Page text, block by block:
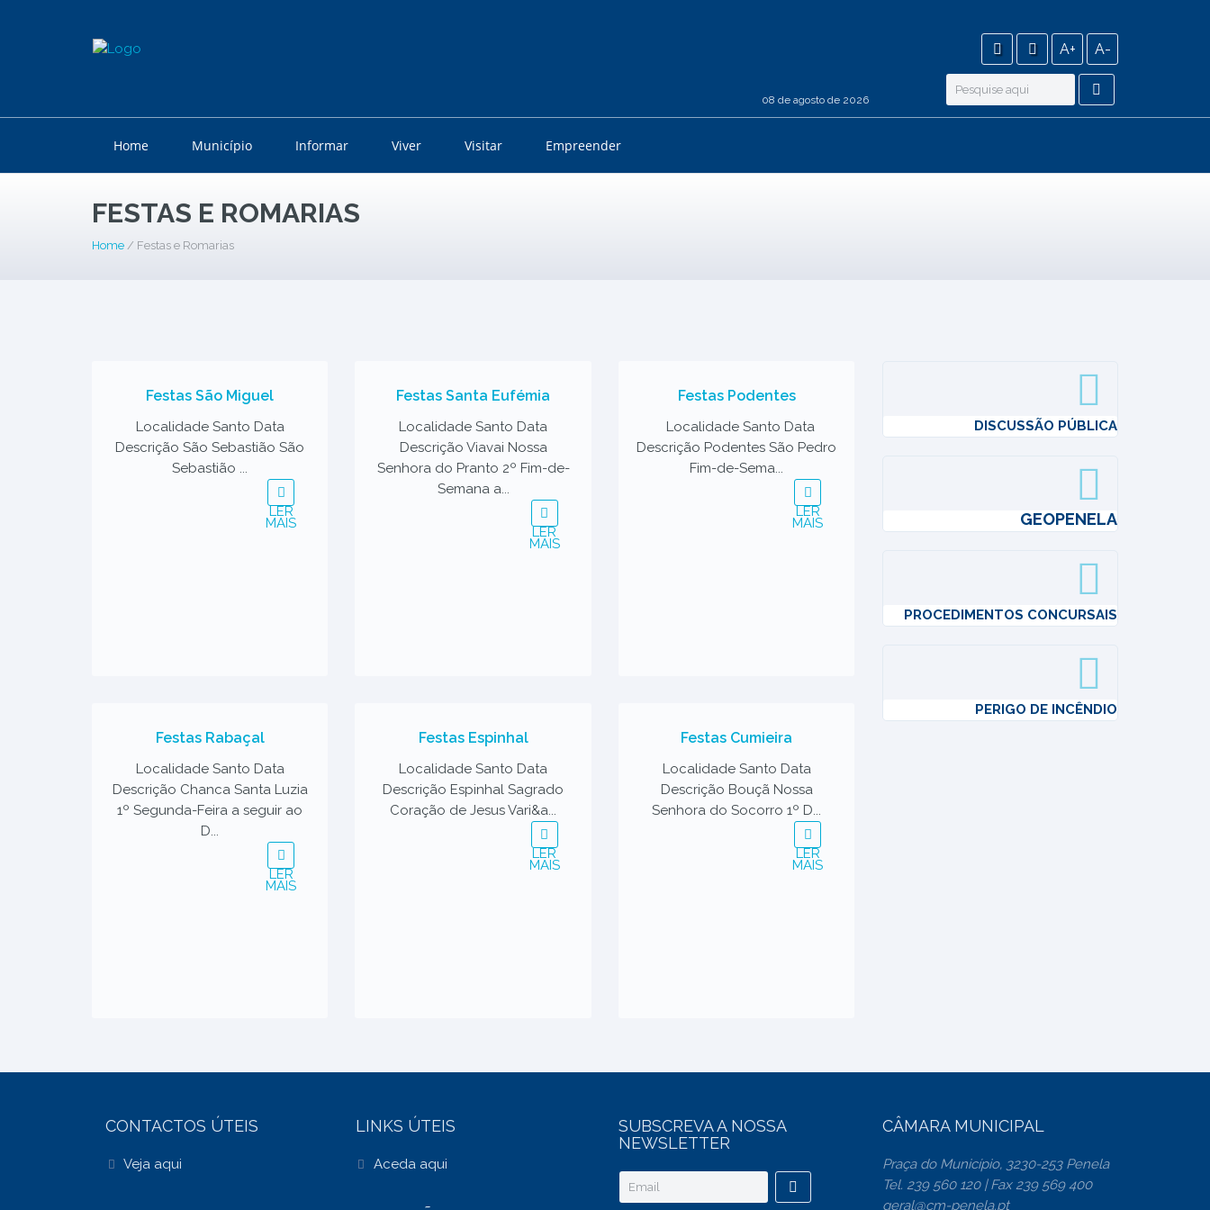
08 de agosto de 2026
A+ A-
Home Município Informar Viver Visitar Empreender
FESTAS E ROMARIAS
Home / Festas e Romarias
Festas São Miguel
Localidade Santo Data
Descrição São Sebastião São
Sebastião ...
LER
MAIS
Festas Santa Eufémia
Localidade Santo Data
Descrição Viavai Nossa
Senhora do Pranto 2º Fim-de-
Semana a...
LER
MAIS
Festas Podentes
Localidade Santo Data
Descrição Podentes São Pedro
Fim-de-Sema...
LER
MAIS
Festas Rabaçal
Localidade Santo Data
Descrição Chanca Santa Luzia
1º Segunda-Feira a seguir ao
D...
LER
MAIS
Festas Espinhal
Localidade Santo Data
Descrição Espinhal Sagrado
Coração de Jesus Vari&a...
LER
MAIS
Festas Cumieira
Localidade Santo Data
Descrição Bouçã Nossa
Senhora do Socorro 1º D...
LER
MAIS
DISCUSSÃO PÚBLICA
GEOPENELA
PROCEDIMENTOS CONCURSAIS
PERIGO DE INCÊNDIO
CONTACTOS ÚTEIS
Veja aqui
LINKS ÚTEIS
Aceda aqui
SUBSCREVA A NOSSA
NEWSLETTER
CÂMARA MUNICIPAL
Praça do Município, 3230-253 Penela
Tel. 239 560 120 | Fax 239 569 400
geral@cm-penela.pt